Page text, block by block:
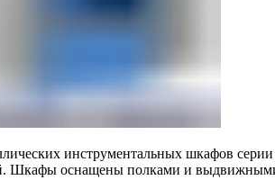
инструментальных шкафов
Шкафы оснащены полками и